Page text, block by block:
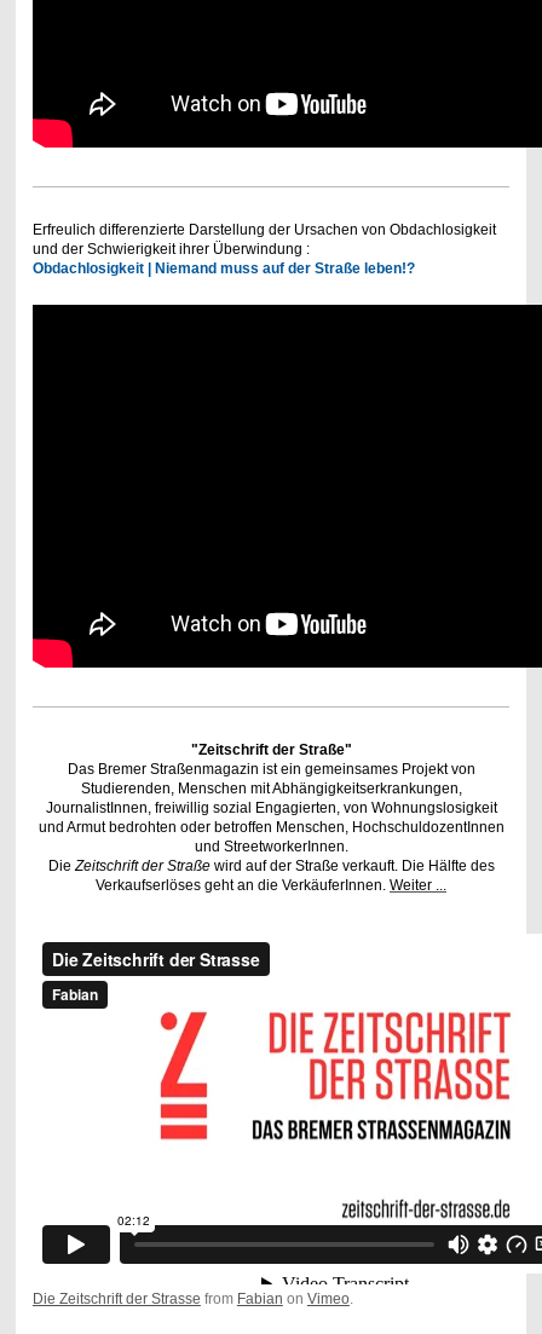
Erfreulich differenzierte Darstellung der Ursachen von Obdachlosigkeit
und der Schwierigkeit ihrer Überwindung :
Obdachlosigkeit | Niemand muss auf der Straße leben!?
"Zeitschrift der Straße"
Das Bremer Straßenmagazin ist ein gemeinsames Projekt von
Studierenden, Menschen mit Abhängigkeitserkrankungen,
JournalistInnen, freiwillig sozial Engagierten, von Wohnungslosigkeit
und Armut bedrohten oder betroffen Menschen, HochschuldozentInnen
und StreetworkerInnen.
DieZeitschrift der Straßewird auf der Straße verkauft. Die Hälfte des
Verkaufserlöses geht an die VerkäuferInnen. Weiter ...
Die Zeitschrift der Strasse from Fabian on Vimeo.